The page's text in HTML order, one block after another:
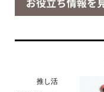
推し活